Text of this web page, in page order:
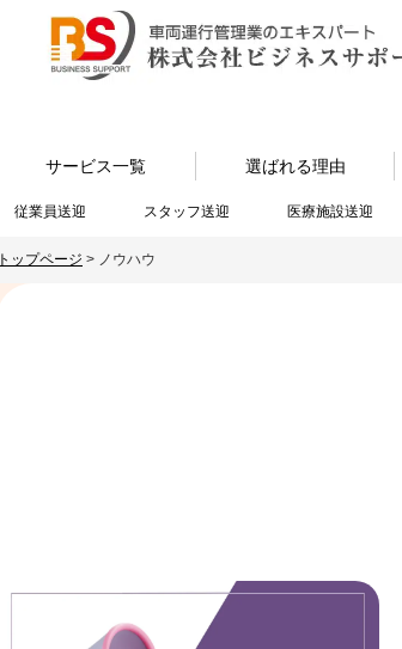
サービス一覧 選ばれる理由
従業員送迎 スタッフ送迎 医療施設送迎
トップページ > ノウハウ